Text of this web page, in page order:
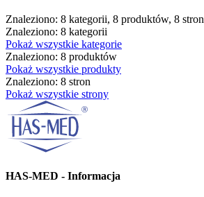
Znaleziono: 8 kategorii, 8 produktów, 8 stron
Znaleziono: 8 kategorii
Pokaż wszystkie kategorie
Znaleziono: 8 produktów
Pokaż wszystkie produkty
Znaleziono: 8 stron
Pokaż wszystkie strony
HAS-MED - Informacja